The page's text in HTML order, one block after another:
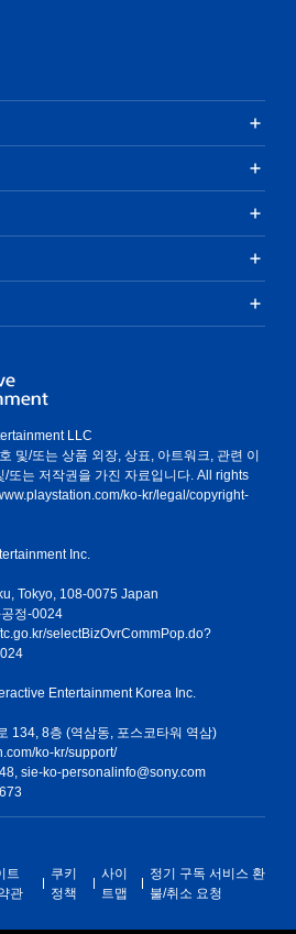
LLC
및/또는 상품 외장, 상표, 아트워크, 관련 이
/또는 저작권을 가진 자료입니다. All rights
ko-kr/legal/copyright-
Inc.
Tokyo, 108-0075 Japan
정-0024
selectBizOvrCommPop.do?
Entertainment Korea Inc.
134, 8층 (역삼동, 포스코타워 역삼)
ko-kr/support/
sie-ko-personalinfo@sony.com
트
관
쿠키
정책
사이
트맵
정기 구독 서비스 환
불/취소 요청